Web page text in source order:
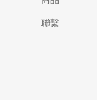
聯繫